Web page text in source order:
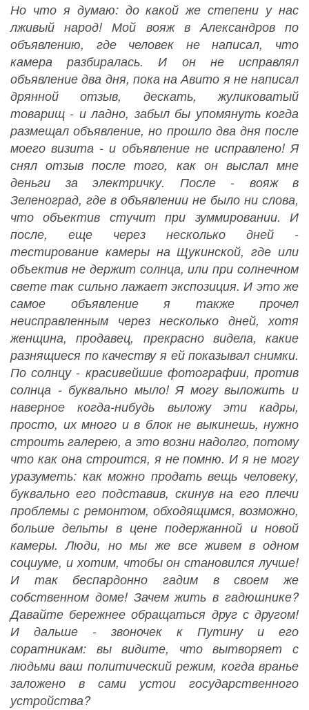
Но что я думаю: до какой же степени у нас
лживый народ! Мой вояж в Александров по
объявлению, где человек не написал, что
камера разбиралась. И он не исправлял
объявление два дня, пока на Авито я не написал
дрянной отзыв, дескать, жуликоватый
товарищ - и ладно, забыл бы упомянуть когда
размещал объявление, но прошло два дня после
моего визита - и объявление не исправлено! Я
снял отзыв после того, как он выслал мне
деньги за электричку. После - вояж в
Зеленоград, где в объявлении не было ни слова,
что объектив стучит при зуммировании. И
после, еще через несколько дней -
тестирование камеры на Щукинской, где или
объектив не держит солнца, или при солнечном
свете так сильно лажает экспозиция. И это же
самое объявление я также прочел
неисправленным через несколько дней, хотя
женщина, продавец, прекрасно видела, какие
разнящиеся по качеству я ей показывал снимки.
По солнцу - красивейшие фотографии, против
солнца - буквально мыло! Я могу выложить и
наверное когда-нибудь выложу эти кадры,
просто, их много и в блок не выкинешь, нужно
строить галерею, а это возни надолго, потому
что как она строится, я не помню. И я не могу
уразуметь: как можно продать вещь человеку,
буквально его подставив, скинув на его плечи
проблемы с ремонтом, обходящимся, возможно,
больше дельты в цене подержанной и новой
камеры. Люди, но мы же все живем в одном
социуме, и хотим, чтобы он становился лучше!
И так беспардонно гадим в своем же
собственном доме! Зачем жить в гадюшнике?
Давайте бережнее обращаться друг с другом!
И дальше - звоночек к Путину и его
соратникам: вы видите, что вытворяет с
людьми ваш политический режим, когда вранье
заложено в сами устои государственного
устройства?